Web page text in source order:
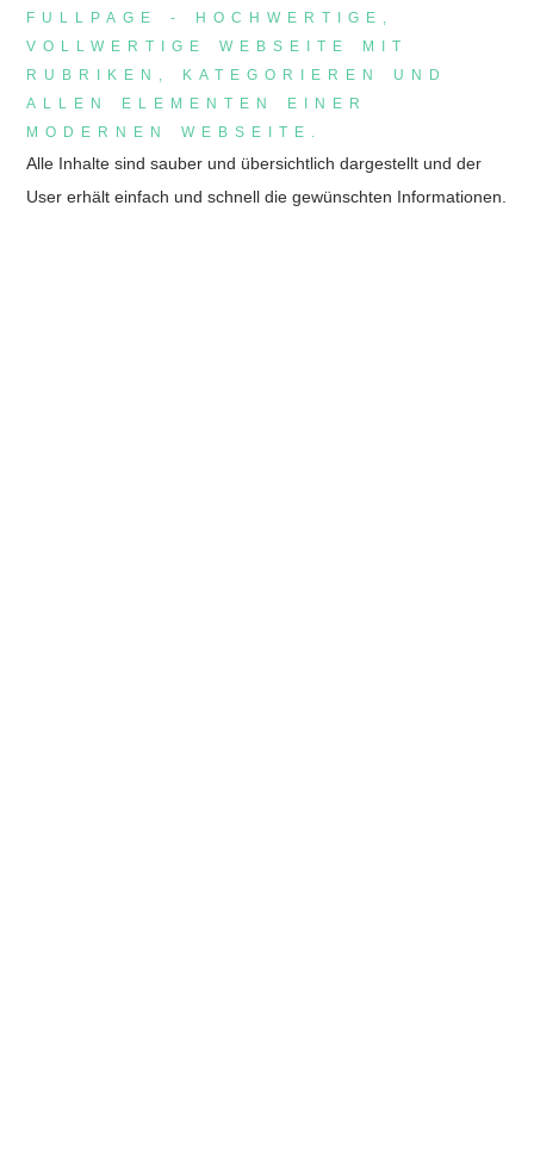
FULLPAGE - HOCHWERTIGE,
VOLLWERTIGE WEBSEITE MIT
RUBRIKEN, KATEGORIEREN UND
ALLEN ELEMENTEN EINER
MODERNEN WEBSEITE.
Alle Inhalte sind sauber und übersichtlich dargestellt und der
User erhält einfach und schnell die gewünschten Informationen.